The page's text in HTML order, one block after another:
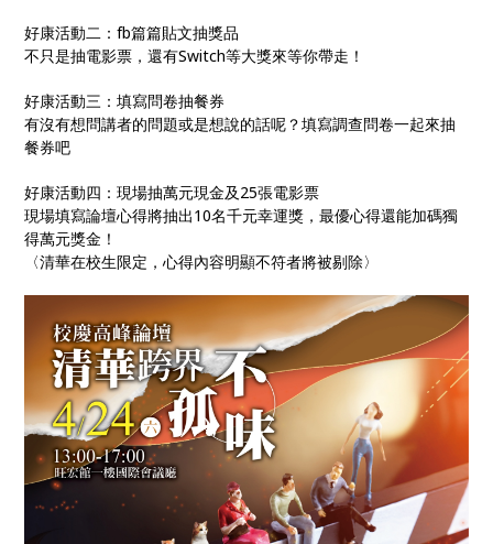
好康活動二：fb篇篇貼文抽獎品
不只是抽電影票，還有Switch等大獎來等你帶走！
好康活動三：填寫問卷抽餐券
有沒有想問講者的問題或是想說的話呢？填寫調查問卷一起來抽
餐券吧
好康活動四：現場抽萬元現金及25張電影票
現場填寫論壇心得將抽出10名千元幸運獎，最優心得還能加碼獨
得萬元獎金！
〈清華在校生限定，心得內容明顯不符者將被剔除〉